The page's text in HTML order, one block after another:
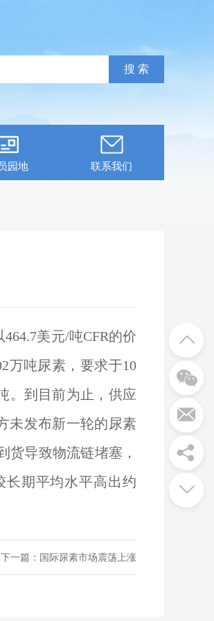
园地 联系我们
美元/吨CFR的价
万吨尿素，要求于10
。到目前为止，供应
未发布新一轮的尿素
货导致物流链堵塞，
长期平均水平高出约
下一篇：国际尿素市场震荡上涨